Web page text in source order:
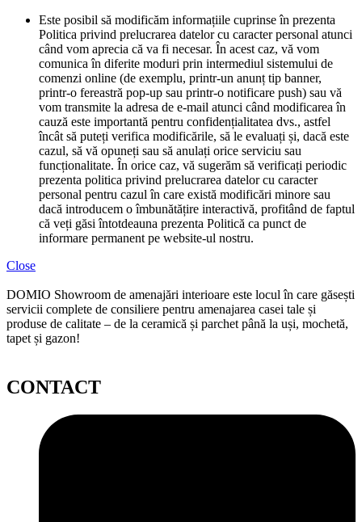
Este posibil să modificăm informațiile cuprinse în prezenta
Politica privind prelucrarea datelor cu caracter personal atunci
când vom aprecia că va fi necesar. În acest caz, vă vom
comunica în diferite moduri prin intermediul sistemului de
comenzi online (de exemplu, printr-un anunț tip banner,
printr-o fereastră pop-up sau printr-o notificare push) sau vă
vom transmite la adresa de e-mail atunci când modificarea în
cauză este importantă pentru confidențialitatea dvs., astfel
încât să puteți verifica modificările, să le evaluați și, dacă este
cazul, să vă opuneți sau să anulați orice serviciu sau
funcționalitate. În orice caz, vă sugerăm să verificați periodic
prezenta politica privind prelucrarea datelor cu caracter
personal pentru cazul în care există modificări minore sau
dacă introducem o îmbunătățire interactivă, profitând de faptul
că veți găsi întotdeauna prezenta Politică ca punct de
informare permanent pe website-ul nostru.
Close
DOMIO Showroom de amenajări interioare este locul în care găsești
servicii complete de consiliere pentru amenajarea casei tale și
produse de calitate – de la ceramică și parchet până la uși, mochetă,
tapet și gazon!
CONTACT